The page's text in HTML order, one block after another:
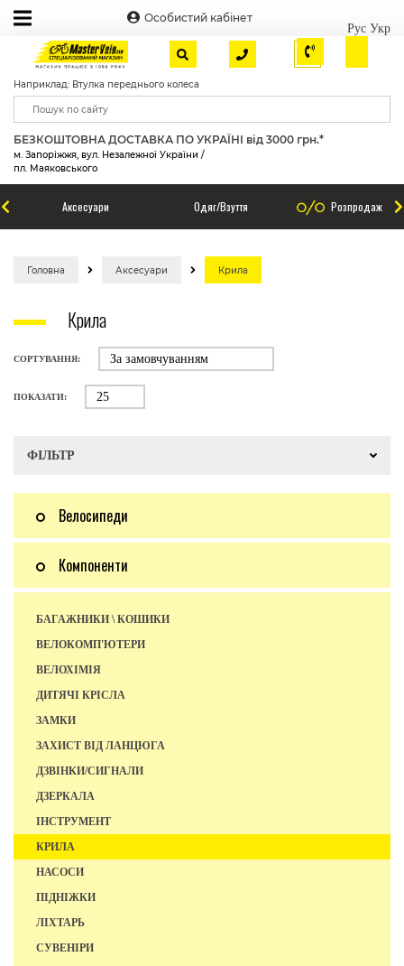
Особистий кабінет
Рус Укр
Наприклад: Втулка переднього колеса
БЕЗКОШТОВНА ДОСТАВКА ПО УКРАЇНІ від 3000 грн.*
м. Запоріжжя, вул. Незалежної України /
пл. Маяковського
Аксесуари Одяг/Взуття Розпродаж
Головна Аксесуари Крила
Крила
СОРТУВАННЯ:
ПОКАЗАТИ:
ФІЛЬТР
Велосипеди
Компоненти
БАГАЖНИКИ \ КОШИКИ
ВЕЛОКОМП'ЮТЕРИ
ВЕЛОХІМІЯ
ДИТЯЧІ КРІСЛА
ЗАМКИ
ЗАХИСТ ВІД ЛАНЦЮГА
ДЗВІНКИ/СИГНАЛИ
ДЗЕРКАЛА
ІНСТРУМЕНТ
КРИЛА
НАСОСИ
ПІДНІЖКИ
ЛІХТАРЬ
СУВЕНІРИ